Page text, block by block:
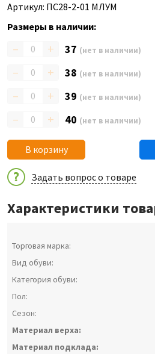
Артикул: ПС28-2-01 МЛУМ
Размеры в наличии:
– + 37 (нет в наличии)
– + 38 (нет в наличии)
– + 39 (нет в наличии)
– + 40 (нет в наличии)
В корзину
Задать вопрос о товаре
Характеристики
Торговая марка:
Вид обуви:
Категория обуви:
Пол:
Сезон:
Материал верха:
Материал подклада: